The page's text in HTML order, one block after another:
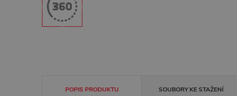
POPIS PRODUKTU SOUBORY KE STAŽENÍ